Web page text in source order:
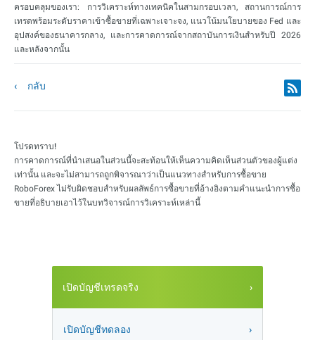
ครอบคลุมของเรา: การวิเคราะห์ทางเทคนิคในสามกรอบเวลา, สถานการณ์การ
เทรดพร้อมระดับราคาเข้าซื้อขายที่เฉพาะเจาะจง, แนวโน้มนโยบายของ Fed และ
อุปสงค์ของธนาคารกลาง, และการคาดการณ์จากสถาบันการเงินสำหรับปี 2026
และหลังจากนั้น
กลับ
โปรดทราบ!
การคาดการณ์ที่นำเสนอในส่วนนี้จะสะท้อนให้เห็นความคิดเห็นส่วนตัวของผู้แต่ง
เท่านั้น และจะไม่สามารถถูกพิจารณาว่าเป็นแนวทางสำหรับการซื้อขาย
RoboForex ไม่รับผิดชอบสำหรับผลลัพธ์การซื้อขายที่อ้างอิงตามคำแนะนำการซื้อ
ขายที่อธิบายเอาไว้ในบทวิจารณ์การวิเคราะห์เหล่านี้
เปิดบัญชีเทรดจริง
เปิดบัญชีทดลอง